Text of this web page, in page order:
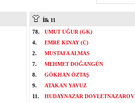
İlk 11
78.
UMUT UĞUR (GK)
4.
EMRE KINAY (C)
2.
MUSTAFA ALMAS
7.
MEHMET DOĞANGÜN
8.
GÖKHAN ÖZTAŞ
9.
ATAKAN YAVUZ
11.
HUDAYNAZAR DOVLETNAZAROV